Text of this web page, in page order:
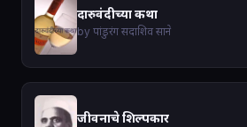
दारुवंदीच्या कथा
by पांडुरंग सदाशिव साने
जीवनाचे शिल्पकार